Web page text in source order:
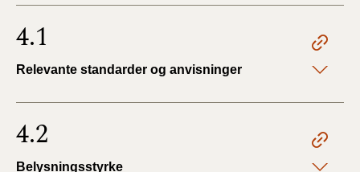
4.1
Relevante standarder og anvisninger
4.2
Belysningsstyrke